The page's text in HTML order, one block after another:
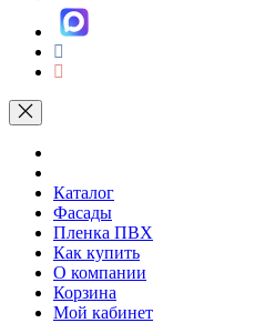
Каталог
Фасады
Пленка ПВХ
Как купить
О компании
Корзина
Мой кабинет